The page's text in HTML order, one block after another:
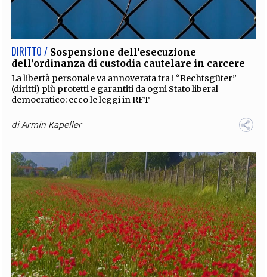
EXTRA
CODICI RUBRICHE PROCEEDINGS PUBBLICITÀ CONTATTI
SOCIAL MEDIA
DIRITTO / Sospensione dell’esecuzione
dell’ordinanza di custodia cautelare in carcere
La libertà personale va annoverata tra i “Rechtsgüter”
(diritti) più protetti e garantiti da ogni Stato liberal
democratico: ecco le leggi in RFT
diArmin Kapeller